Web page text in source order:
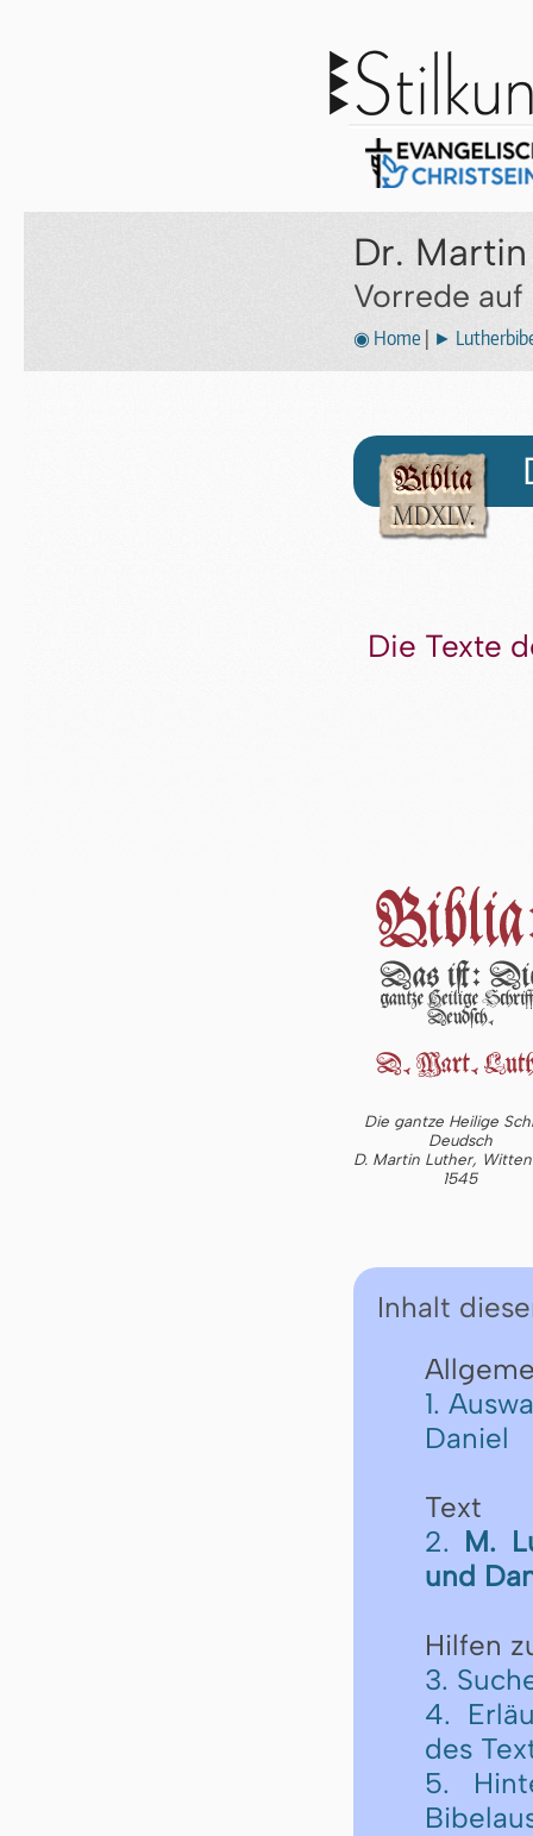
Dr.
Vorrede auf
◉ Home ►
Die Texte
Die gantze Heilige
Deudsch
D. Martin Luther,
1545
Inhalt
1.
Daniel
Text
2. M.
und
Hilfen
3.
4.
des
5.